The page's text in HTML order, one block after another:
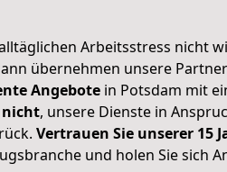
Arbeitsstress nicht
übernehmen unsere
Angebote in Potsdam mit
nicht, unsere Dienste in
Vertrauen Sie unserer 15
und holen Sie sich